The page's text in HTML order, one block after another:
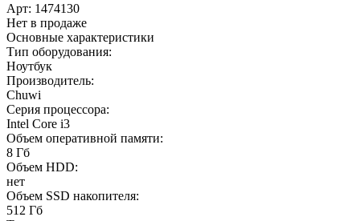
Арт: 1474130
Нет в продаже
Основные характеристики
Тип оборудования:
Ноутбук
Производитель:
Chuwi
Серия процессора:
Intel Core i3
Объем оперативной памяти:
8 Гб
Объем HDD:
нет
Объем SSD накопителя:
512 Гб